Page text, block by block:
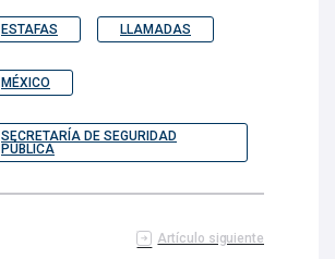
ESTAFAS LLAMADAS
MÉXICO
SECRETARÍA DE SEGURIDAD
PÚBLICA
Artículo siguiente